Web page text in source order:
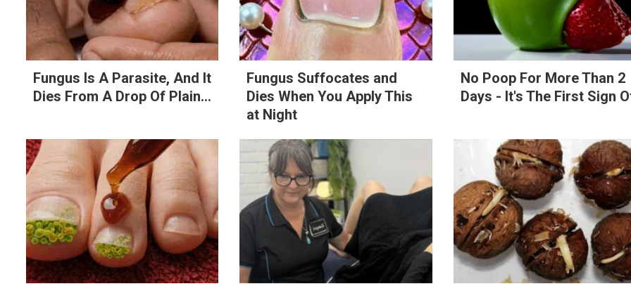
Fungus Is A Parasite, And It
Dies From A Drop Of Plain...
Fungus Suffocates and
Dies When You Apply This
at Night
No Poop For More Than 2
Days - It's The First Sign